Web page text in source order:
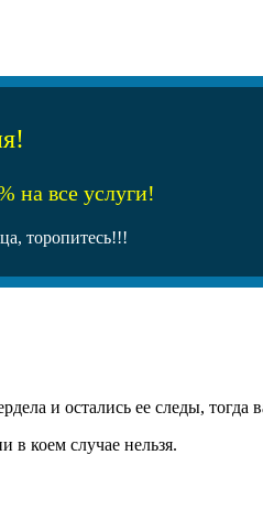
на все услуги!
торопитесь!!!
и остались ее следы,
в коем случае нельзя.